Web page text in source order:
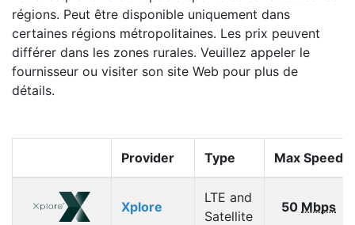
régions. Peut être disponible uniquement dans
certaines régions métropolitaines. Les prix peuvent
différer dans les zones rurales. Veuillez appeler le
fournisseur ou visiter son site Web pour plus de
détails.
Provider Type Max Speed
Xplore
LTE and
Satellite
50 Mbps